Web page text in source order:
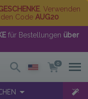
. Verwenden
Code AUG20
für Bestellungen über
0